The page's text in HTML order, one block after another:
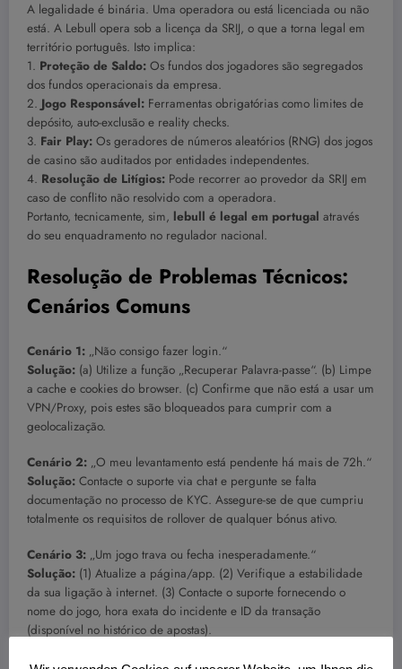
A legalidade é binária. Uma operadora ou está licenciada ou não
está. A Lebull opera sob a licença da SRIJ, o que a torna legal em
território português. Isto implica:
1. Proteção de Saldo: Os fundos dos jogadores são segregados
dos fundos operacionais da empresa.
2. Jogo Responsável: Ferramentas obrigatórias como limites de
depósito, auto-exclusão e reality checks.
3. Fair Play: Os geradores de números aleatórios (RNG) dos jogos
de casino são auditados por entidades independentes.
4. Resolução de Litígios: Pode recorrer ao provedor da SRIJ em
caso de conflito não resolvido com a operadora.
Portanto, tecnicamente, sim, lebull é legal em portugal através
do seu enquadramento no regulador nacional.
Resolução de Problemas Técnicos:
Cenários Comuns
Cenário 1: „Não consigo fazer login.“
Solução: (a) Utilize a função „Recuperar Palavra-passe“. (b) Limpe
a cache e cookies do browser. (c) Confirme que não está a usar um
VPN/Proxy, pois estes são bloqueados para cumprir com a
geolocalização.
Cenário 2: „O meu levantamento está pendente há mais de 72h.“
Solução: Contacte o suporte via chat e pergunte se falta
documentação no processo de KYC. Assegure-se de que cumpriu
totalmente os requisitos de rollover de qualquer bónus ativo.
Cenário 3: „Um jogo trava ou fecha inesperadamente.“
Solução: (1) Atualize a página/app. (2) Verifique a estabilidade
da sua ligação à internet. (3) Contacte o suporte fornecendo o
nome do jogo, hora exata do incidente e ID da transação
(disponível no histórico de apostas).